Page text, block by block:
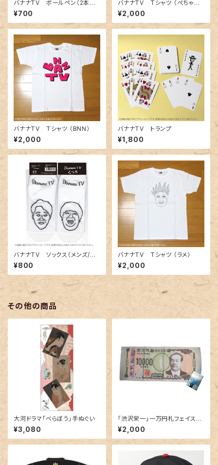
バナナTV ボールペン（2本セッ
ト）
¥700
バナナTV Tシャツ （ぺちゃう
さぎ）
¥2,000
バナナTV Tシャツ （BNN）
¥2,000
バナナTV トランプ
¥1,800
バナナTV ソックス（メンズ/レ
ディース）
¥800
バナナTV Tシャツ （ラメ）
¥2,000
その他の商品
大河ドラマ「べらぼう」手ぬぐい
¥3,080
「渋沢栄一」一万円札フェイスタ
オル
¥2,000